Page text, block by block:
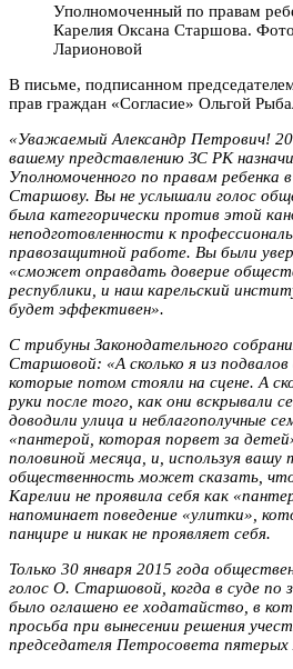
Уполномоченный по правам
Карелия Оксана Старшова.
Ларионовой
В письме, подписанном
прав граждан «Согласие» Ольгой
«Уважаемый Александр Петрович! 20
вашему представлению ЗС РК
Уполномоченного по правам ребенка
Старшову. Вы не услышали голос
была категорически против этой
неподготовленности к
правозащитной работе. Вы были
«сможет оправдать доверие
республики, и наш карельский
будет эффективен».
С трибуны Законодательного
Старшовой: «А сколько я из
которые потом стояли на сцене. А
руки после того, как они вскрывали
доводили улица и неблагополучные
«пантерой, которая порвет за
половиной месяца, и, используя вашу
общественность может сказать,
Карелии не проявила себя как
напоминает поведение «улитки»,
панцире и никак не проявляет себя.
Только 30 января 2015 года
голос О. Старшовой, когда в суде
было оглашено ее ходатайство, в
просьба при вынесении решения
председателя Петросовета